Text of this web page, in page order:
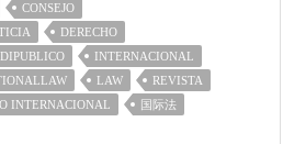
CONSEJO
DERECHO
DIPUBLICO
INTERNACIONAL
LAW
REVISTA
INTERNACIONAL
国际法